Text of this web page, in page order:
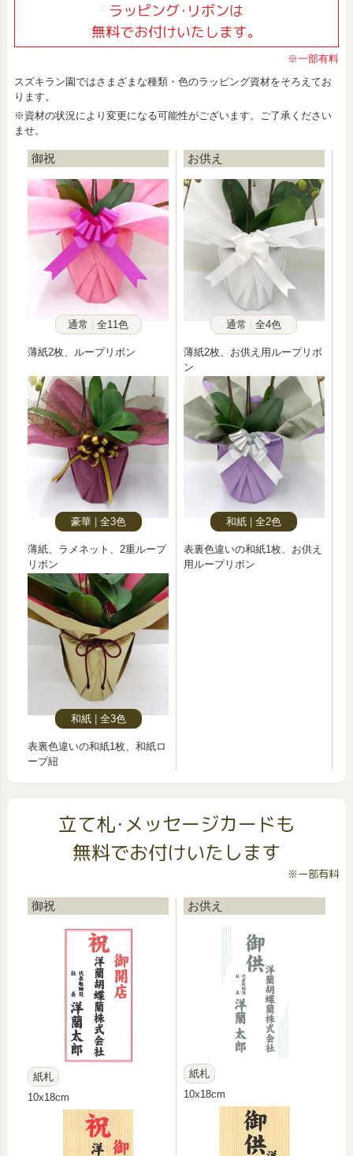
ラッピング･リボンは
無料でお付けいたします。
※一部有料
スズキラン園ではさまざまな種類・色のラッピング資材をそろえてお
ります。
※資材の状況により変更になる可能性がございます。ご了承ください
ませ。
御祝
通常 全11色
薄紙2枚、ループリボン
豪華 全3色
薄紙、ラメネット、2重ループ
リボン
和紙 全3色
表裏色違いの和紙1枚、和紙ロ
ープ紐
お供え
通常 全4色
薄紙2枚、お供え用ループリボ
ン
和紙 全2色
表裏色違いの和紙1枚、お供え
用ループリボン
立て札･メッセージカードも
無料でお付けいたします
※一部有料
御祝
紙札
10x18cm
お供え
紙札
10x18cm